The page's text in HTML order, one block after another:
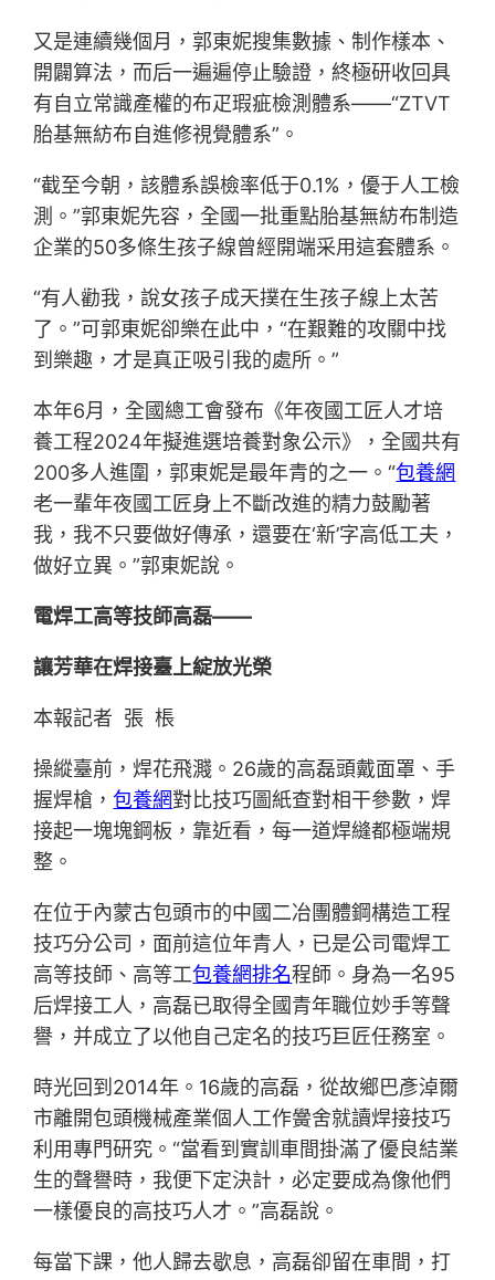
又是連續幾個月，郭東妮搜集數據、制作樣本、
開闢算法，而后一遍遍停止驗證，終極研收回具
有自立常識產權的布疋瑕疵檢測體系——“ZTVT
胎基無紡布自進修視覺體系”。
“截至今朝，該體系誤檢率低于0.1%，優于人工檢
測。”郭東妮先容，全國一批重點胎基無紡布制造
企業的50多條生孩子線曾經開端采用這套體系。
“有人勸我，說女孩子成天撲在生孩子線上太苦
了。”可郭東妮卻樂在此中，“在艱難的攻關中找
到樂趣，才是真正吸引我的處所。”
本年6月，全國總工會發布《年夜國工匠人才培
養工程2024年擬進選培養對象公示》，全國共有
200多人進圍，郭東妮是最年青的之一。“包養網
老一輩年夜國工匠身上不斷改進的精力鼓勵著
我，我不只要做好傳承，還要在‘新’字高低工夫，
做好立異。”郭東妮說。
電焊工高等技師高磊——
讓芳華在焊接臺上綻放光榮
本報記者 張 棖
操縱臺前，焊花飛濺。26歲的高磊頭戴面罩、手
握焊槍，包養網對比技巧圖紙查對相干參數，焊
接起一塊塊鋼板，靠近看，每一道焊縫都極端規
整。
在位于內蒙古包頭市的中國二冶團體鋼構造工程
技巧分公司，面前這位年青人，已是公司電焊工
高等技師、高等工包養網排名程師。身為一名95
后焊接工人，高磊已取得全國青年職位妙手等聲
譽，并成立了以他自己定名的技巧巨匠任務室。
時光回到2014年。16歲的高磊，從故鄉巴彥淖爾
市離開包頭機械產業個人工作黌舍就讀焊接技巧
利用專門研究。“當看到實訓車間掛滿了優良結業
生的聲譽時，我便下定決計，必定要成為像他們
一樣優良的高技巧人才。”高磊說。
每當下課，他人歸去歇息，高磊卻留在車間，打